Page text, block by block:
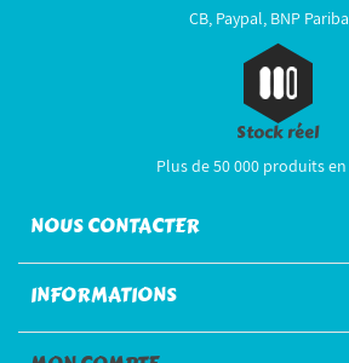
CB, Paypal, BNP
Stock réel
Plus de 50 000 produits
NOUS CONTACTER
INFORMATIONS